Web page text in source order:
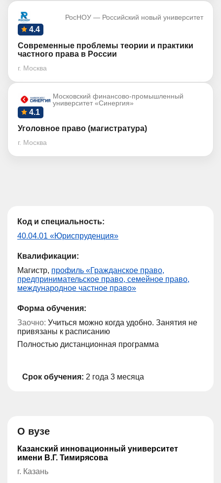
РосНОУ — Российский новый университет
4.4
Современные проблемы теории и практики
частного права в России
г. Москва
Московский финансово-промышленный
университет «Синергия»
4.1
Уголовное право (магистратура)
г. Москва
Код и специальность:
40.04.01 «Юриспруденция»
Квалификации:
Магистр, профиль «Гражданское право,
предпринимательское право, семейное право,
международное частное право»
Форма обучения:
Заочно: Учиться можно когда удобно. Занятия не
привязаны к расписанию
Полностью дистанционная программа
Срок обучения: 2 года 3 месяца
О вузе
Казанский инновационный университет
имени В.Г. Тимирясова
г. Казань